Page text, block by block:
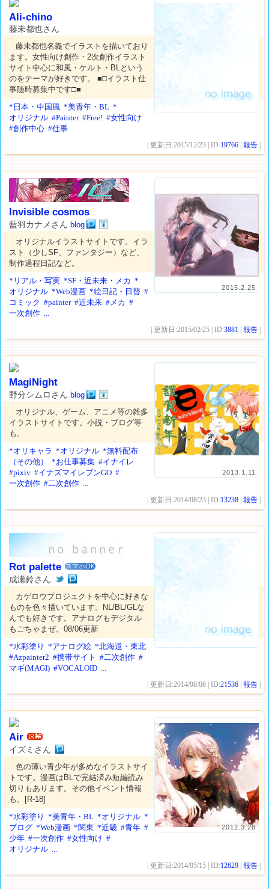
Ali-chino
藤未都也さん
藤未都也名義でイラストを描いており
ます。女性向け創作・2次創作イラスト
サイト中心に和風・ケルト・BLという
のをテーマが好きです。 ■□イラスト仕
事随時募集中です□■
*日本・中国風 *美青年・BL *
オリジナル #Painter #Free! #女性向け
#創作中心 #仕事
| 更新日:2015/12/23 | ID:19766 |報告
2015.2.25
Invisible cosmos
藍羽カナメさんblog
オリジナルイラストサイトです。イラ
スト（少しSF、ファンタジー）など、
制作過程日記など。
*リアル・写実 *SF・近未来・メカ *
オリジナル *Web漫画 *絵日記・日替 #
コミック #painter #近未来 #メカ #
一次創作 ...
| 更新日:2015/02/25 | ID:3881 |報告
2013.1.11
MagiNight
野分シムロさんblog
オリジナル、ゲーム、アニメ等の雑多
イラストサイトです。小説・ブログ等
も。
*オリキャラ *オリジナル *無料配布
（その他）
*お仕事募集 #イナイレ
#pixiv #イナズマイレブンGO #
一次創作 #二次創作 ...
| 更新日:2014/08/23 | ID:13238 |報告
Rot palette スマホOK
成瀬鈴さん
カゲロウプロジェクトを中心に好きな
ものを色々描いています。NL/BL/GLな
んでも好きです。アナログもデジタル
もごちゃまぜ。08/06更新
*水彩塗り
*アナログ絵 *北海道・東北
#Azpainter2 #携帯サイト #二次創作 #
マギ(MAGI) #VOCALOID ...
| 更新日:2014/08/06 | ID:21536 |報告
2012.3.28
Air
イズミさん
色の薄い青少年が多めなイラストサイ
トです。漫画はBLで完結済み短編読み
切りもあります。その他イベント情報
も。[R-18]
*水彩塗り
*美青年・BL *オリジナル *
ブログ *Web漫画 *関東 *近畿 #青年 #
少年 #一次創作 #女性向け #
オリジナル ...
| 更新日:2014/05/15 | ID:12629 |報告